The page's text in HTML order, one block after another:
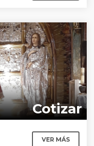
Cotizar
VER MÁS